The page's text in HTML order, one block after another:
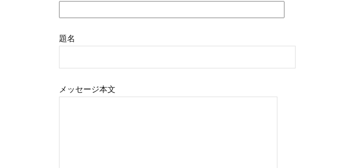
題名
メッセージ本文